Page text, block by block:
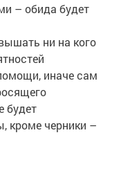
– обида будет
ни на кого
иначе сам
будет
кроме черники –